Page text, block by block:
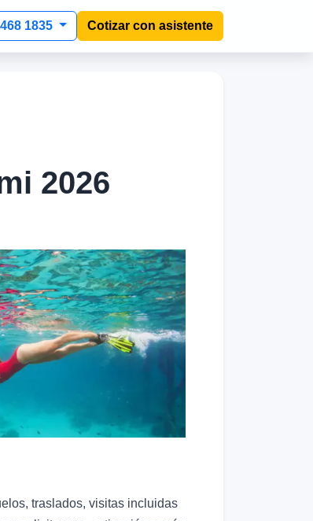
1835 Cotizar con asistente
2026
traslados, visitas incluidas